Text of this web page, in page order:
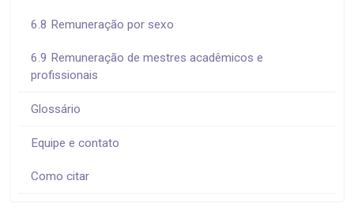
6.8 Remuneração por sexo
6.9 Remuneração de mestres acadêmicos e
profissionais
Glossário
Equipe e contato
Como citar